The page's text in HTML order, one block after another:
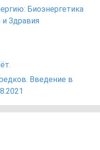
Биоэнергетика
Здравия
Введение в